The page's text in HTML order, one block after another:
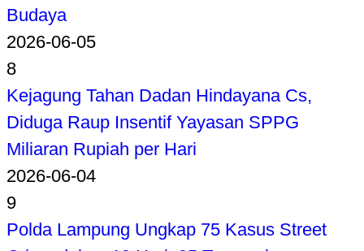
Budaya
2026-06-05
8
Kejagung Tahan Dadan Hindayana Cs,
Diduga Raup Insentif Yayasan SPPG
Miliaran Rupiah per Hari
2026-06-04
9
Polda Lampung Ungkap 75 Kasus Street